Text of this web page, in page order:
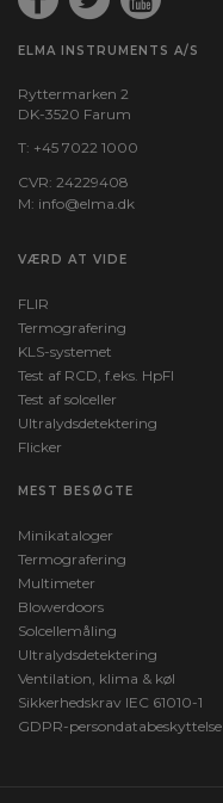
ELMA INSTRUMENTS A/S
Ryttermarken 2
DK-3520 Farum
T: +45 7022 1000
CVR: 24229408
M: info@elma.dk
VÆRD AT VIDE
FLIR
Termografering
KLS-systemet
Test af RCD, f.eks. HpFI
Test af solceller
Ultralydsdetektering
Flicker
MEST BESØGTE
Minikataloger
Termografering
Multimeter
Blowerdoors
Solcellemåling
Ultralydsdetektering
Ventilation, klima & køl
Sikkerhedskrav IEC 61010-1
GDPR-persondatabeskyttelse